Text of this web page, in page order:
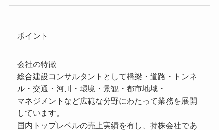
ポイント
会社の特徴
総合建設コンサルタントとして橋梁・道路・トンネ
ル・交通・河川・環境・景観・都市地域・
マネジメントなど広範な分野にわたって業務を展開
しています。
国内トップレベルの売上実績を有し、持株会社であ